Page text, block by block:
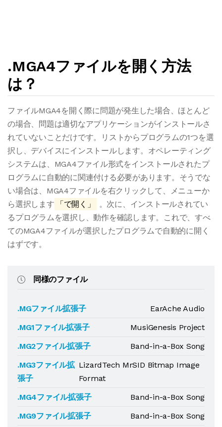
.MGA4ファイルを開く方法
は？
ファイルMGA4を開く際に問題が発生した場合、ほとんど
の場合、問題は適切なアプリケーションがインストールさ
れていないことだけです。リストからプログラムの1つを選
択し、デバイスにインストールします。オペレーティング
システムは、MGA4ファイル形式をインストールされたプ
ログラムに自動的に関連付ける必要があります。そうでな
い場合は、MGA4ファイルを右クリックして、メニューか
ら選択します
「で開く」
。次に、インストールされてい
るプログラムを選択し、動作を確認します。これで、すべ
てのMGA4ファイルが選択したプログラムで自動的に開く
はずです。
同様のファイル
.MGファイル拡張子
EarAche Audio
.MG1ファイル拡張子
MusiGenesis Project
.MG2ファイル拡張子
Band-in-a-Box Song
.MG3ファイル拡
張子
LizardTech MrSID Bitmap Image
Format
.MG4ファイル拡張子
Band-in-a-Box Song
.MG9ファイル拡張子
Band-in-a-Box Song